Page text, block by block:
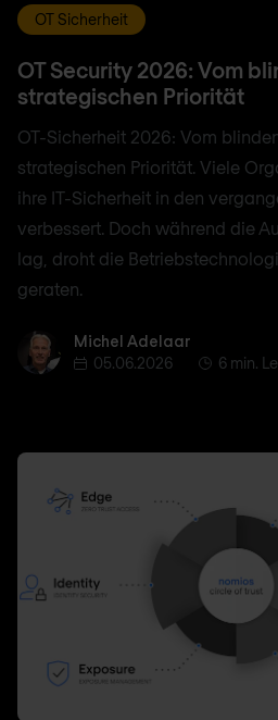
OT Sicherheit
OT Security 2026: Vom
strategischen Priorität
OT-Sicherheit 2026: Vom
strategischen Priorität. Viele
ihre IT-Sicherheit in den
verbessert. Doch während die
lag, droht die
geraten.
Michel Adelaar
Michel Adelaar
05.06.2026
6 min.